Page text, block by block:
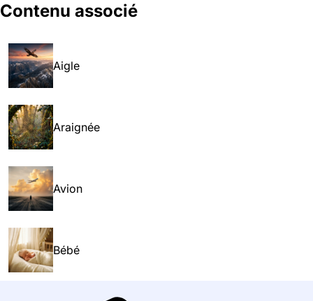
Contenu associé
Aigle
Araignée
Avion
Bébé